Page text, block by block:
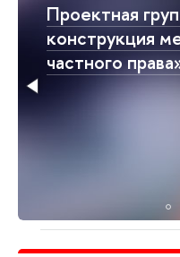
Проектная
конструкция
частного